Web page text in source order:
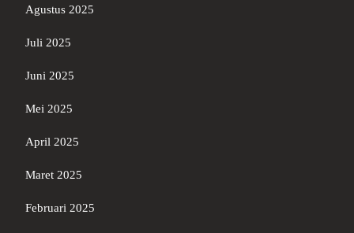
Agustus 2025
Juli 2025
Juni 2025
Mei 2025
April 2025
Maret 2025
Februari 2025